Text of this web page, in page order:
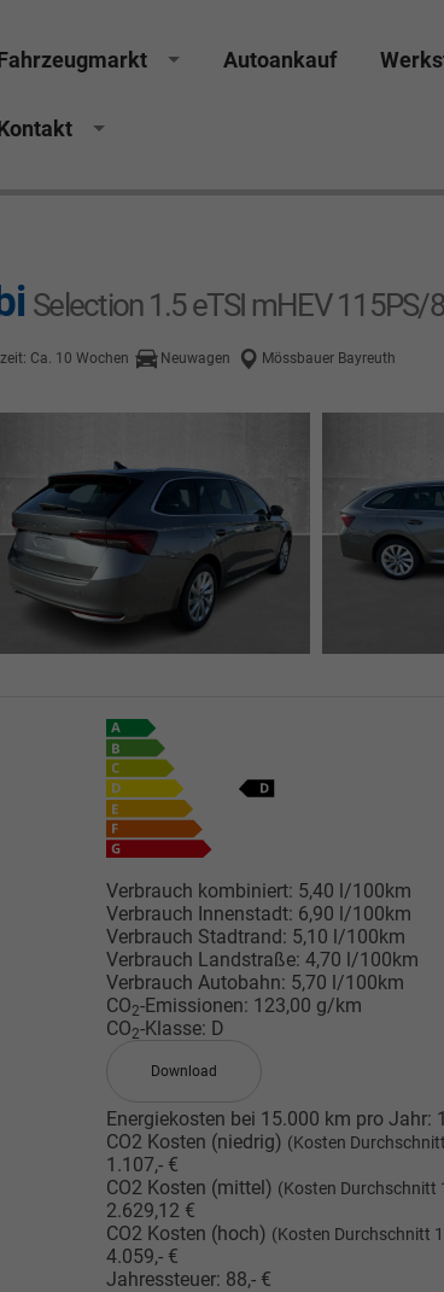
Brucker Räthel MGS Autohaus
Autoankauf
Selection 1.5 eTSI mHEV 115PS/
Ca. 10 Wochen Neuwagen Mössbauer Bayreuth
Verbrauch kombiniert: 5,40 l/100km
Verbrauch Innenstadt: 6,90 l/100km
Verbrauch Stadtrand: 5,10 l/100km
Verbrauch Landstraße: 4,70 l/100km
Verbrauch Autobahn: 5,70 l/100km
CO2-Emissionen: 123,00 g/km
CO2-Klasse: D
Download
Energiekosten bei 15.000 km pro Jahr:
CO2 Kosten (niedrig) (Kosten
1.107,- €
CO2 Kosten (mittel) (Kosten Durchschnitt
2.629,12 €
CO2 Kosten (hoch) (Kosten Durchschnitt
4.059,- €
Jahressteuer: 88,- €